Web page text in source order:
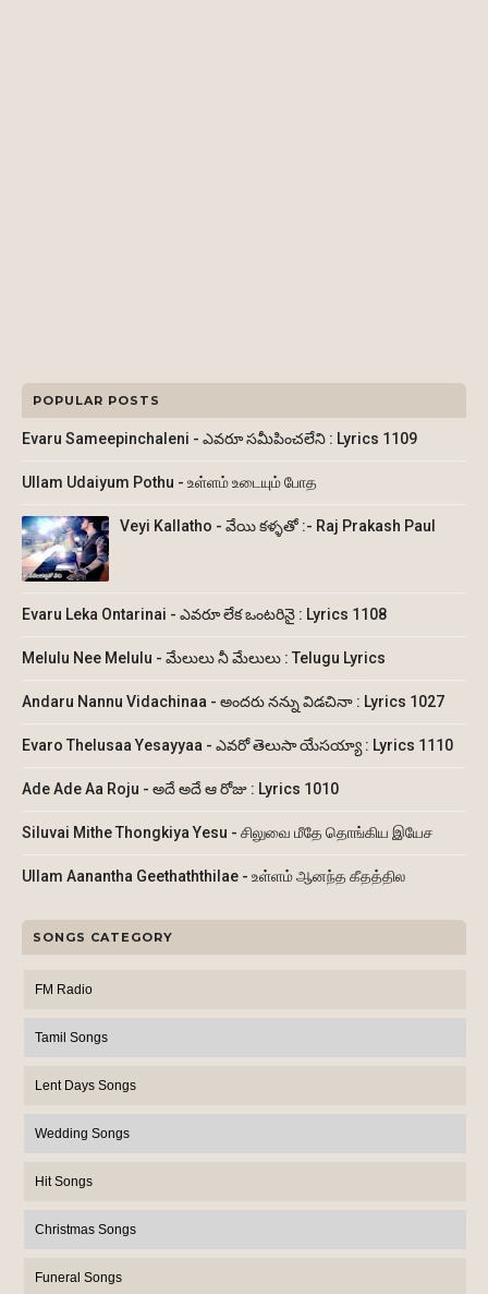
POPULAR POSTS
Evaru Sameepinchaleni - ఎవరూ సమీపించలేని : Lyrics 1109
Ullam Udaiyum Pothu - உள்ளம் உடையும் போத
Veyi Kallatho - వేయి కళ్ళతో :- Raj Prakash Paul
Evaru Leka Ontarinai - ఎవరూ లేక ఒంటరినై : Lyrics 1108
Melulu Nee Melulu - మేలులు నీ మేలులు : Telugu Lyrics
Andaru Nannu Vidachinaa - అందరు నన్ను విడచినా : Lyrics 1027
Evaro Thelusaa Yesayyaa - ఎవరో తెలుసా యేసయ్యా : Lyrics 1110
Ade Ade Aa Roju - అదే అదే ఆ రోజు : Lyrics 1010
Siluvai Mithe Thongkiya Yesu - சிலுவை மீதே தொங்கிய இயேச
Ullam Aanantha Geethaththilae - உள்ளம் ஆனந்த கீதத்தில
SONGS CATEGORY
FM Radio
Tamil Songs
Lent Days Songs
Wedding Songs
Hit Songs
Christmas Songs
Funeral Songs